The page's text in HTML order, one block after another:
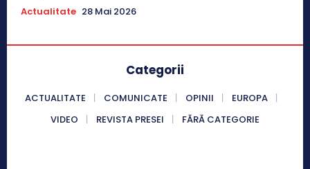
Actualitate 28 Mai 2026
Categorii
ACTUALITATE COMUNICATE OPINII
EUROPA
VIDEO
REVISTA PRESEI FĂRĂ CATEGORIE